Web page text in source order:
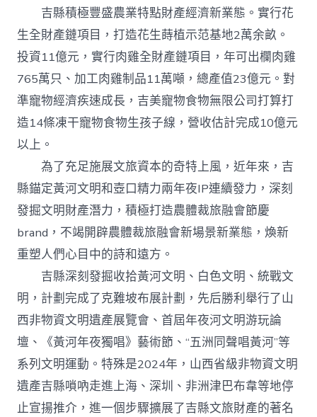
吉縣積極豐盛農業特點財產經濟新業態。實行花
生全財產鏈項目，打造花生蒔植示范基地2萬余畝。
投資11億元，實行肉雞全財產鏈項目，年可出欄肉雞
765萬只、加工肉雞制品11萬噸，總產值23億元。對
準寵物經濟疾速成長，吉美寵物食物無限公司打算打
造14條凍干寵物食物生孩子線，營收估計完成10億元
以上。
為了充足施展文旅資本的奇特上風，近年來，吉
縣錨定黃河文明和壺口精力兩年夜IP連續發力，深刻
發掘文明財產潛力，積極打造農體裁旅融會節慶
brand，不竭開辟農體裁旅融會新場景新業態，煥新
重塑人們心目中的詩和遠方。
吉縣深刻發掘收拾黃河文明、白色文明、統戰文
明，計劃完成了克難坡布展計劃，先后勝利舉行了山
西非物資文明遺產展覽會、首屆年夜河文明游玩論
壇、《黃河年夜獨唱》藝術節、“五洲同聲唱黃河”等
系列文明運動。特殊是2024年，山西省級非物資文明
遺產吉縣嗩吶走進上海、深圳、非洲津巴布韋等地停
止宣揚推介，進一個步驟擴展了吉縣文旅財產的著名